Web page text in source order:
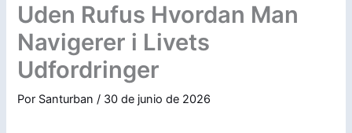
Uden Rufus Hvordan Man
Navigerer i Livets
Udfordringer
Por Santurban/ 30 de junio de 2026